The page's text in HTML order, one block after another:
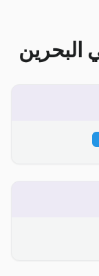
البحرين